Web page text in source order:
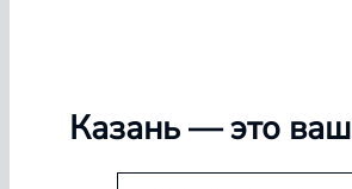
Казань— это ваш